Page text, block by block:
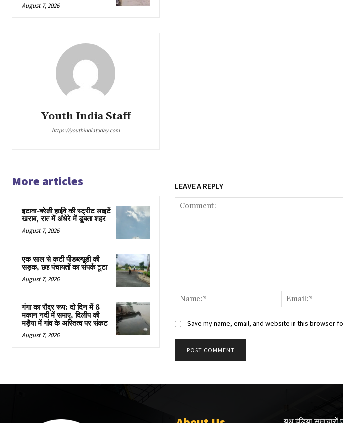
August 7, 2026
Youth India Staff
https://youthindiatoday.com
More articles
इटावा-बरेली हाईवे की स्ट्रीट लाइटें
खराब, रात में अंधेरे में डूबता शहर
August 7, 2026
एक साल से कटी पीडब्ल्यूडी की
सड़क, छह पंचायतों का संपर्क टूटा
August 7, 2026
गंगा का रौद्र रूप: दो दिन में 8
मकान नदी में समाए, दिलीप की
मड़ैया में गांव के अस्तित्व पर संकट
August 7, 2026
LEAVE A REPLY
Name:*
Save my name, email, and website in this browser